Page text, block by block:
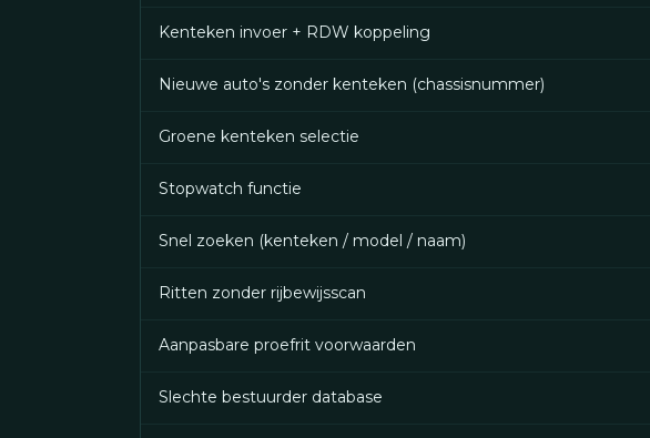
Kenteken invoer + RDW koppeling
Nieuwe auto's zonder kenteken (chassisnummer)
Groene kenteken selectie
Stopwatch functie
Snel zoeken (kenteken / model / naam)
Ritten zonder rijbewijsscan
Aanpasbare proefrit voorwaarden
Slechte bestuurder database